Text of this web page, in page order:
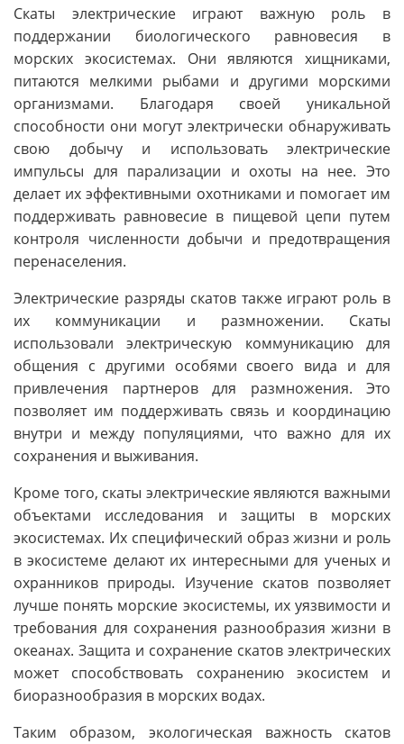
Скаты электрические играют важную роль в
поддержании биологического равновесия в
морских экосистемах. Они являются хищниками,
питаются мелкими рыбами и другими морскими
организмами. Благодаря своей уникальной
способности они могут электрически обнаруживать
свою добычу и использовать электрические
импульсы для парализации и охоты на нее. Это
делает их эффективными охотниками и помогает им
поддерживать равновесие в пищевой цепи путем
контроля численности добычи и предотвращения
перенаселения.
Электрические разряды скатов также играют роль в
их коммуникации и размножении. Скаты
использовали электрическую коммуникацию для
общения с другими особями своего вида и для
привлечения партнеров для размножения. Это
позволяет им поддерживать связь и координацию
внутри и между популяциями, что важно для их
сохранения и выживания.
Кроме того, скаты электрические являются важными
объектами исследования и защиты в морских
экосистемах. Их специфический образ жизни и роль
в экосистеме делают их интересными для ученых и
охранников природы. Изучение скатов позволяет
лучше понять морские экосистемы, их уязвимости и
требования для сохранения разнообразия жизни в
океанах. Защита и сохранение скатов электрических
может способствовать сохранению экосистем и
биоразнообразия в морских водах.
Таким образом, экологическая важность скатов